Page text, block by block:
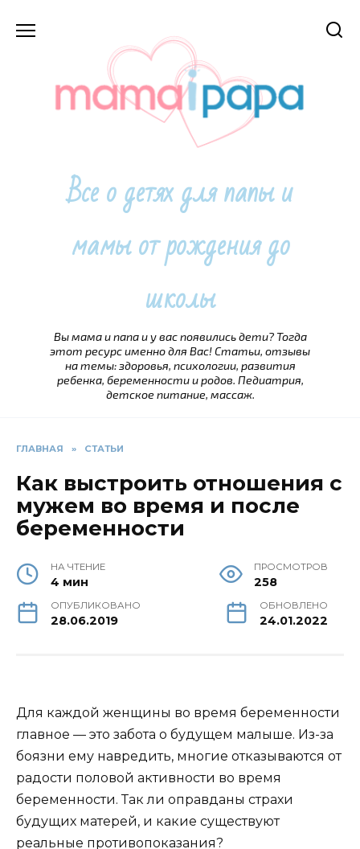
Все о детях для папы и
мамы от рождения до
школы
Вы мама и папа и у вас появились дети? Тогда
этот ресурс именно для Вас! Статьи, отзывы
на темы: здоровья, психологии, развития
ребенка, беременности и родов. Педиатрия,
детское питание, массаж.
ГЛАВНАЯ » СТАТЬИ
Как выстроить отношения с
мужем во время и после
беременности
НА ЧТЕНИЕ
4 мин
ПРОСМОТРОВ
258
ОПУБЛИКОВАНО
28.06.2019
ОБНОВЛЕНО
24.01.2022
Для каждой женщины во время беременности
главное — это забота о будущем малыше. Из-за
боязни ему навредить, многие отказываются от
радости половой активности во время
беременности. Так ли оправданы страхи
будущих матерей, и какие существуют
реальные противопоказания?